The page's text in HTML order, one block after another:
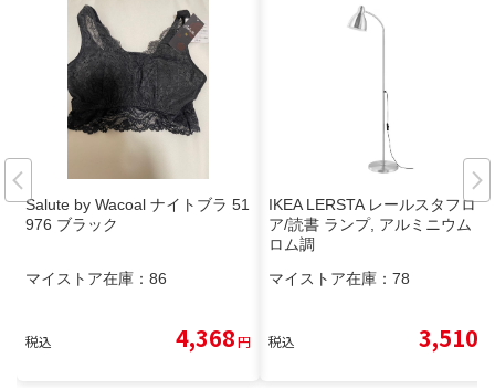
Salute by Wacoal ナイトブラ 51
976 ブラック
マイストア在庫： 86
税込 4,368円
IKEA LERSTA レールスタフロ
ア/読書 ランプ, アルミニウム ク
ロム調
マイストア在庫： 78
税込 3,510